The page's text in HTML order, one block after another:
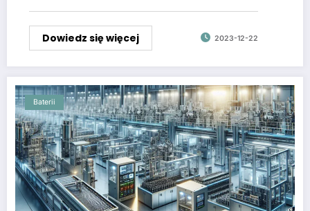
Dowiedz się więcej 2023-12-22
Baterii